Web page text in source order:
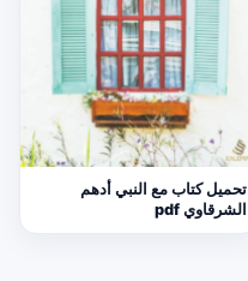
تحميل كتاب مع النبي أدهم
الشرقاوي pdf